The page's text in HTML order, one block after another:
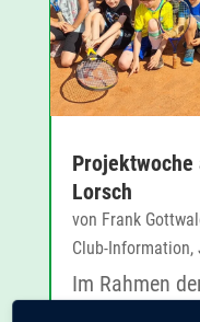
Projektwoche
Lorsch
von Frank
Club-Information,
Im Rahmen